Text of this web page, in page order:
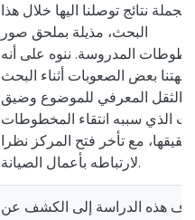
بجملة نتائج توصلنا اليها خلال هذا
البحث، مذيلة بملحق صور
المدروسة. ننوه على أنه
بعض الصعوبات أثناء البحث
الثقل المعرفي للموضوع وضيق
الذي سببه انتقاء المخطوطات
مع تأخر فتح المركز نظرا
لارتباطه بأعمال الصيانة.
هذه الدراسة إلى الكشف عن